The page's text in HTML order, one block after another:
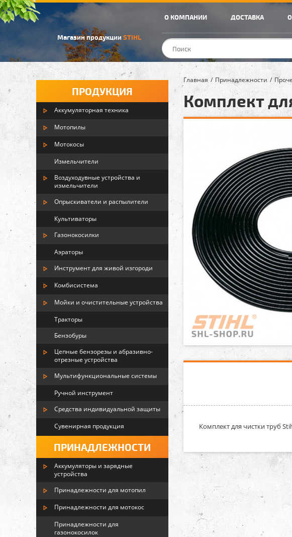
Магазин продукции STIHL
О КОМПАНИИ ДОСТАВКА
ПРОДУКЦИЯ
Аккумуляторная техника
Мотопилы
Мотокосы
Измельчители
Воздуходувные устройства и
измельчители
Опрыскиватели и распылители
Культиваторы
Газонокосилки
Аэраторы
Инструмент для живой изгороди
Комбисистема
Мойки и очистительные устройства
Тракторы
Бензобуры
Цепные бензорезы и абразивно-
отрезные устройства
Мультифункциональные системы
Ручной инструмент
Средства индивидуальной защиты
Сувенирная продукция
ПРИНАДЛЕЖНОСТИ
Аккумуляторы и зарядные
устройства
Принадлежности для мотопил
Принадлежности для мотокос
Принадлежности для
газонокосилок
Главная Принадлежности
Комплект
Комплект для чистки труб